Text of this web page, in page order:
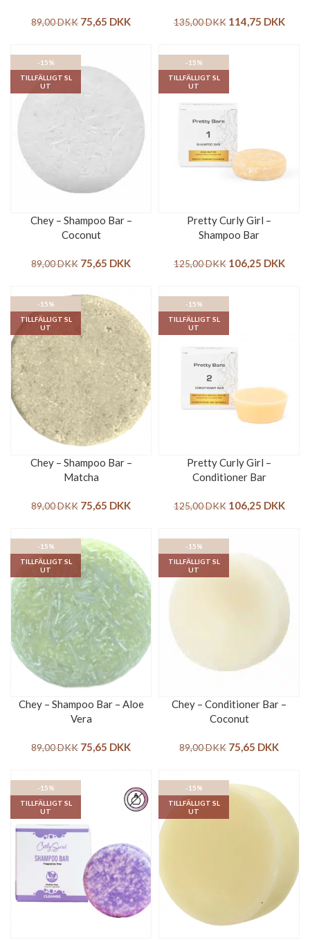
89,00DKK 75,65 DKK 135,00DKK 114,75 DKK
-15%
TILLFÄLLIGT SL
UT
Chey – Shampoo Bar –
Coconut
89,00DKK 75,65 DKK
-15%
TILLFÄLLIGT SL
UT
Pretty Curly Girl –
Shampoo Bar
125,00DKK 106,25 DKK
-15%
TILLFÄLLIGT SL
UT
Chey – Shampoo Bar –
Matcha
89,00DKK 75,65 DKK
-15%
TILLFÄLLIGT SL
UT
Pretty Curly Girl –
Conditioner Bar
125,00DKK 106,25 DKK
-15%
TILLFÄLLIGT SL
UT
Chey – Shampoo Bar – Aloe
Vera
89,00DKK 75,65 DKK
-15%
TILLFÄLLIGT SL
UT
Chey – Conditioner Bar –
Coconut
89,00DKK 75,65 DKK
-15%
TILLFÄLLIGT SL
UT
-15%
TILLFÄLLIGT SL
UT